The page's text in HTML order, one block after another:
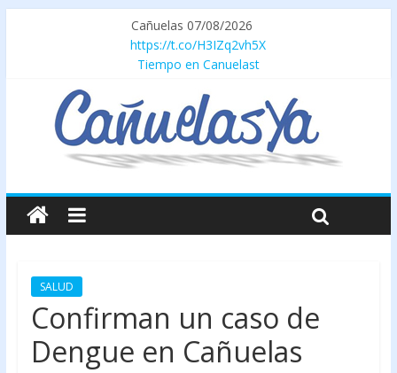
Cañuelas 07/08/2026
https://t.co/H3IZq2vh5X
Tiempo en Canuelast
SALUD
Confirman un caso de
Dengue en Cañuelas